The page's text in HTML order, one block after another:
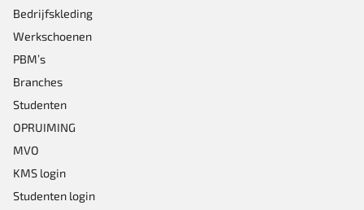
Bedrijfskleding
Werkschoenen
PBM’s
Branches
Studenten
OPRUIMING
MVO
KMS login
Studenten login